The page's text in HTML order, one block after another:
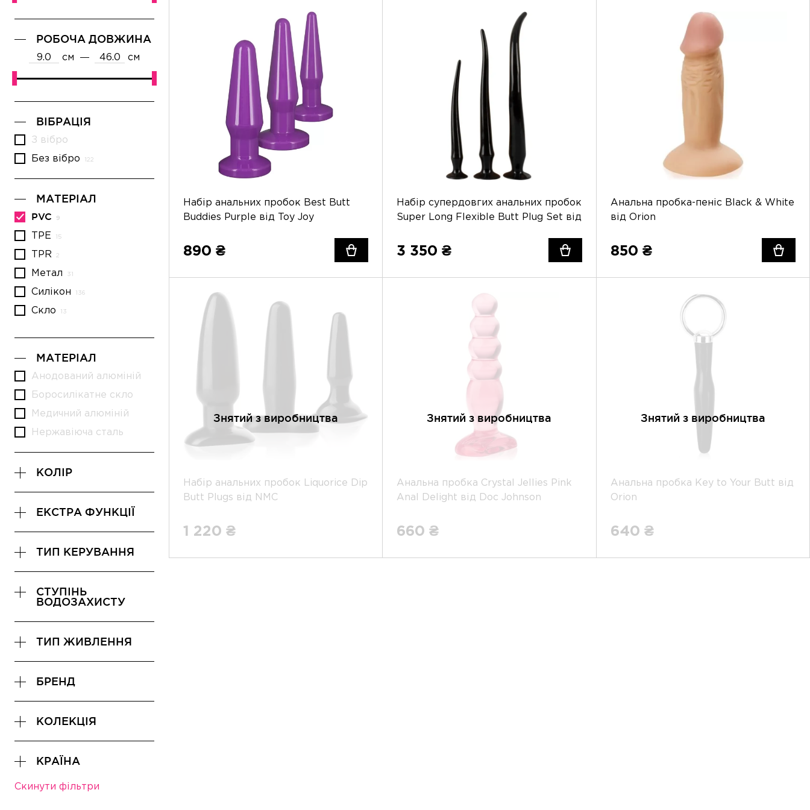
РОБОЧА ДОВЖИНА
см см
ВІБРАЦІЯ
З вібро
Без вібро
МАТЕРІАЛ
PVC
TPE
TPR
Метал
Силікон
Скло
МАТЕРІАЛ
Анодований алюміній
Боросилікатне скло
Медичний алюміній
Нержавіюча сталь
КОЛІР
ЕКСТРА ФУНКЦІЇ
ТИП КЕРУВАННЯ
СТУПІНЬ
ВОДОЗАХИСТУ
ТИП ЖИВЛЕННЯ
БРЕНД
КОЛЕКЦІЯ
КРАЇНА
Скинути фільтри
Набір анальних пробок Best Butt
Buddies Purple від Toy Joy
890 ₴
Набір супердовгих анальних пробок
Super Long Flexible Butt Plug Set від
3 350 ₴
Анальна пробка-пеніс Black & White
від Orion
850 ₴
Набір анальних пробок Liquorice Dip
Butt Plugs від NMC
1 220 ₴
Знятий з виробництва
Анальна пробка Crystal Jellies Pink
Anal Delight від Doc Johnson
660 ₴
Знятий з виробництва
Анальна пробка Key to Your Butt від
Orion
640 ₴
Знятий з виробництва